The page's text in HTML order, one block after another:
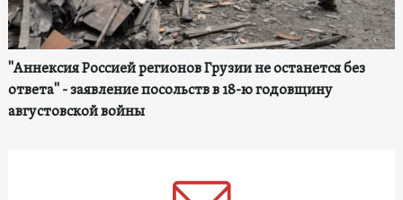
"Аннексия Россией регионов Грузии не останется без
ответа" - заявление посольств в 18-ю годовщину
августовской войны